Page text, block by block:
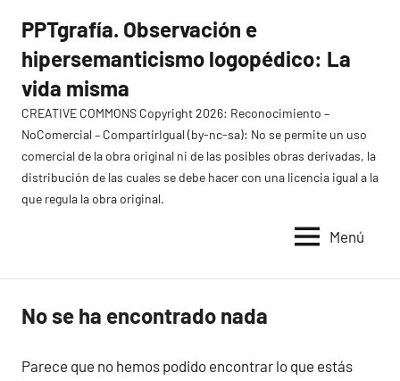
contenido
PPTgrafía. Observación e
hipersemanticismo logopédico: La
vida misma
CREATIVE COMMONS Copyright 2026: Reconocimiento –
NoComercial – CompartirIgual (by-nc-sa): No se permite un uso
comercial de la obra original ni de las posibles obras derivadas, la
distribución de las cuales se debe hacer con una licencia igual a la
que regula la obra original.
Menú
No se ha encontrado nada
Parece que no hemos podido encontrar lo que estás